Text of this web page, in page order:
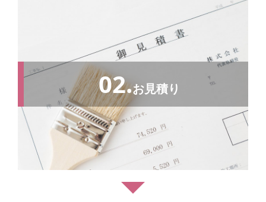
02.お見積り